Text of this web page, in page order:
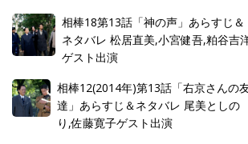
相棒18第13話「神の声」あらすじ＆
ネタバレ 松居直美,小宮健吾,粕谷吉
ゲスト出演
相棒12(2014年)第13話「右京さんの
達」あらすじ＆ネタバレ 尾美としの
り,佐藤寛子ゲスト出演